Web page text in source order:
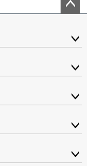
ジト